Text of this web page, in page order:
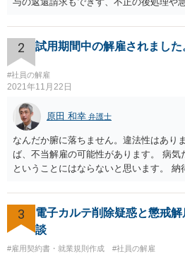
状況です。」 大変悪質ですね。打刻場
ムカードの虚偽を確認し、突き付けて責
しょう。 詐欺もありうるでしょうね。
うタイムカード不正打刻による返還請求
でしょうか？」 想定できる虚偽を前提に
すべては不可能でしょうので。 相手の言
弁護士と相談しながら、対応策を検討す
返還が難しい場合、損害賠償を請求する
的には可能ですが、立証の問題がありま
ですが、調停なども検討できるでしょう
上がります。 警察に相談されてもよい
2 試用期間中の解雇されました
#社員の解雇
2021年11月22日
原田 和幸 弁護士
なんだか腑に落ちません。違法性はあり
ば、不当解雇の可能性があります。 病気
ということにはならないと思います。
ます。
3
電子カルテ削除疑惑と懲戒
談
#雇用契約書・就業規則作成 #社員の解雇